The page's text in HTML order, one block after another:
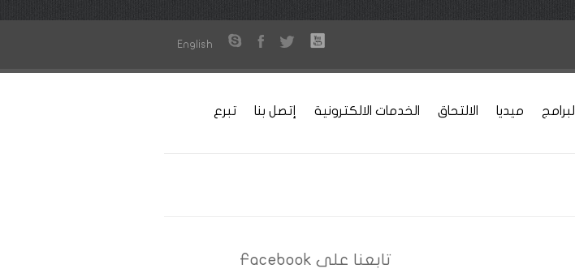
English
البرامج ميديا الالتحاق الخدمات الالكترونية إتصل بنا تبرع
تابعنا على Facebook